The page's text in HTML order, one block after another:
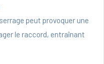
peut provoquer une
le raccord, entraînant